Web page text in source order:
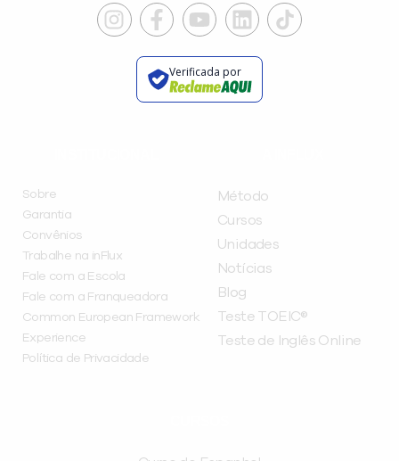
Verificada por
Sobre
Garantia
Convênios
Trabalhe na inFlux
Fale com a Escola
Fale com a Franqueadora
Common European Framework
Experience
Política de Privacidade
Método
Cursos
Unidades
Notícias
Blog
Teste TOEIC®
Teste de Inglês Online